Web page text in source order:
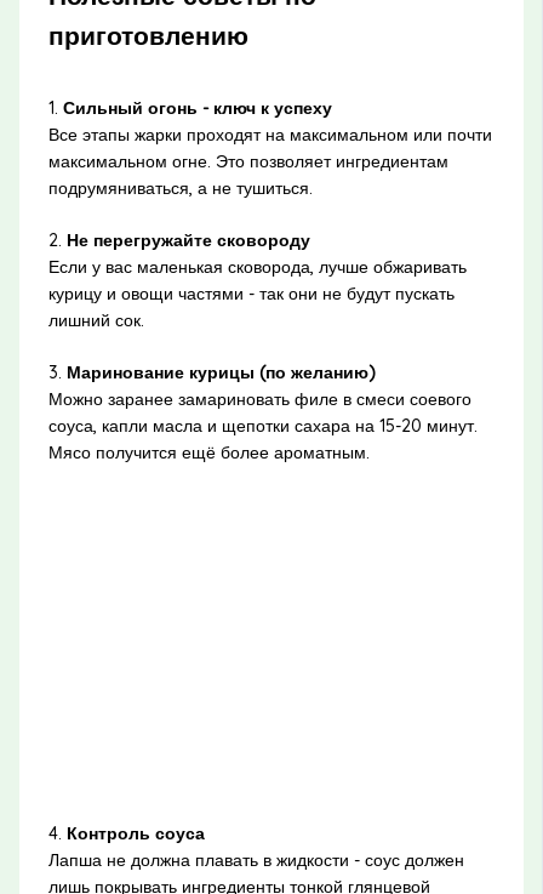
приготовлению
1. Сильный огонь - ключ к успеху
Все этапы жарки проходят на максимальном или почти
максимальном огне. Это позволяет ингредиентам
подрумяниваться, а не тушиться.
2. Не перегружайте сковороду
Если у вас маленькая сковорода, лучше обжаривать
курицу и овощи частями - так они не будут пускать
лишний сок.
3. Маринование курицы (по желанию)
Можно заранее замариновать филе в смеси соевого
соуса, капли масла и щепотки сахара на 15-20 минут.
Мясо получится ещё более ароматным.
4. Контроль соуса
Лапша не должна плавать в жидкости - соус должен
лишь покрывать ингредиенты тонкой глянцевой